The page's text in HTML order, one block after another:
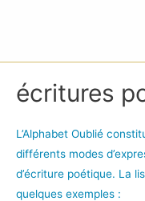
écritures
L’Alphabet Oublié
différents modes
d’écriture poétique. La
quelques exemples :